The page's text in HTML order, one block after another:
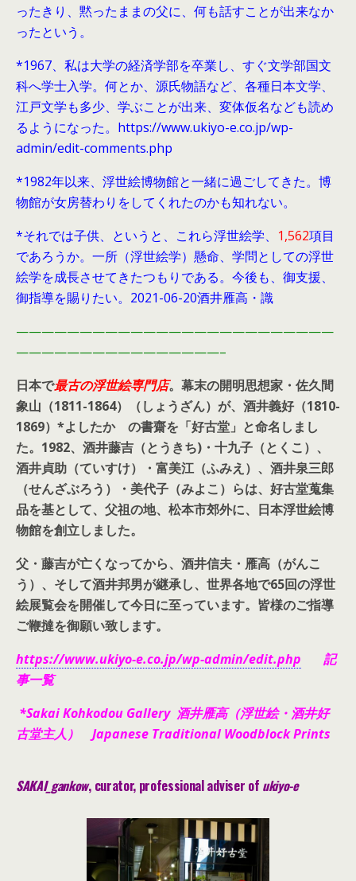
ったきり、黙ったままの父に、何も話すことが出来なか
ったという。
*1967、私は大学の経済学部を卒業し、すぐ文学部国文
科へ学士入学。何とか、源氏物語など、各種日本文学、
江戸文学も多少、学ぶことが出来、変体仮名なども読め
るようになった。https://www.ukiyo-e.co.jp/wp-
admin/edit-comments.php
*1982年以来、浮世絵博物館と一緒に過ごしてきた。博
物館が女房替わりをしてくれたのかも知れない。
*それでは子供、というと、これら浮世絵学、 1,562項目
であろうか。一所（浮世絵学）懸命、学問としての浮世
絵学を成長させてきたつもりである。今後も、御支援、
御指導を賜りたい。2021-06-20酒井雁高・識
—————————————————————————
————————————————–
日本で最古の浮世絵専門店。幕末の開明思想家・ 佐久間
象山（1811-1864）（しょうざん）が、酒井義好（1810-
1869）*よしたか の書齋を「好古堂」と命名しまし
た。 1982、酒井藤吉（とうきち)・十九子（とくこ）、
酒井貞助（ていすけ）・富美江（ふみえ）、酒井泉三郎
（せんざぶろう）・美代子（みよこ）らは、好古堂蒐集
品を基として、父祖の地、松本市郊外に、日本浮世絵博
物館を創立しました。
父・藤吉が亡くなってから、酒井信夫・雁高（がんこ
う）、そして酒井邦男が継承し、世界各地で65回の浮世
絵展覧会を開催して今日に至っています。皆様のご指導
ご鞭撻を御願い致します。
https://www.ukiyo-e.co.jp/wp-admin/edit.php 記
事一覧
*Sakai Kohkodou Gallery 酒井雁高（浮世絵・酒井好
古堂主人） Japanese Traditional Woodblock Prints
SAKAI_gankow, curator, professional adviser of ukiyo-e